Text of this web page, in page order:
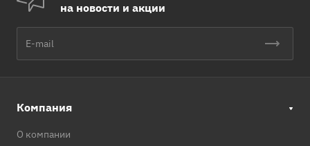
на новости и акции
Компания
О компании